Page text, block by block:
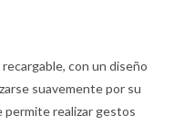
con un diseño
suavemente por su
realizar gestos